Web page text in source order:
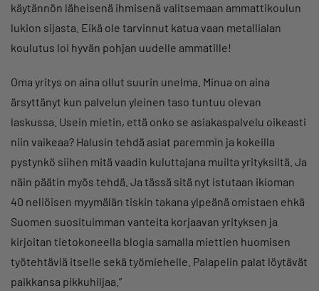
käytännön läheisenä ihmisenä valitsemaan ammattikoulun
lukion sijasta. Eikä ole tarvinnut katua vaan metallialan
koulutus loi hyvän pohjan uudelle ammatille!
Oma yritys on aina ollut suurin unelma. Minua on aina
ärsyttänyt kun palvelun yleinen taso tuntuu olevan
laskussa. Usein mietin, että onko se asiakaspalvelu oikeasti
niin vaikeaa? Halusin tehdä asiat paremmin ja kokeilla
pystynkö siihen mitä vaadin kuluttajana muilta yrityksiltä. Ja
näin päätin myös tehdä. Ja tässä sitä nyt istutaan ikioman
40 neliöisen myymälän tiskin takana ylpeänä omistaen ehkä
Suomen suosituimman vanteita korjaavan yrityksen ja
kirjoitan tietokoneella blogia samalla miettien huomisen
työtehtäviä itselle sekä työmiehelle. Palapelin palat löytävät
paikkansa pikkuhiljaa.”